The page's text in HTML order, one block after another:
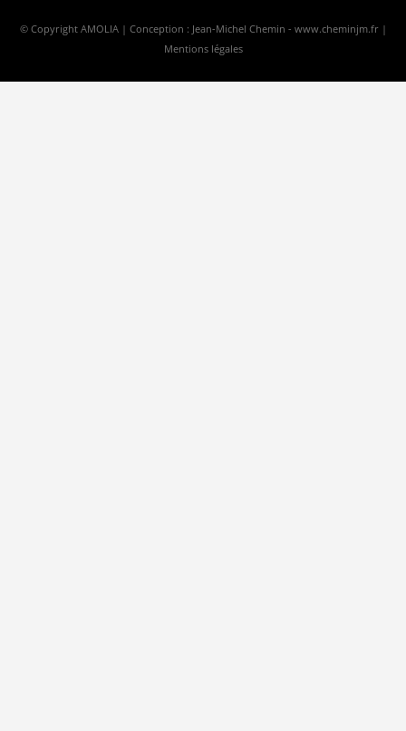
© Copyright AMOLIA | Conception : Jean-Michel Chemin - www.cheminjm.fr|
Mentions légales